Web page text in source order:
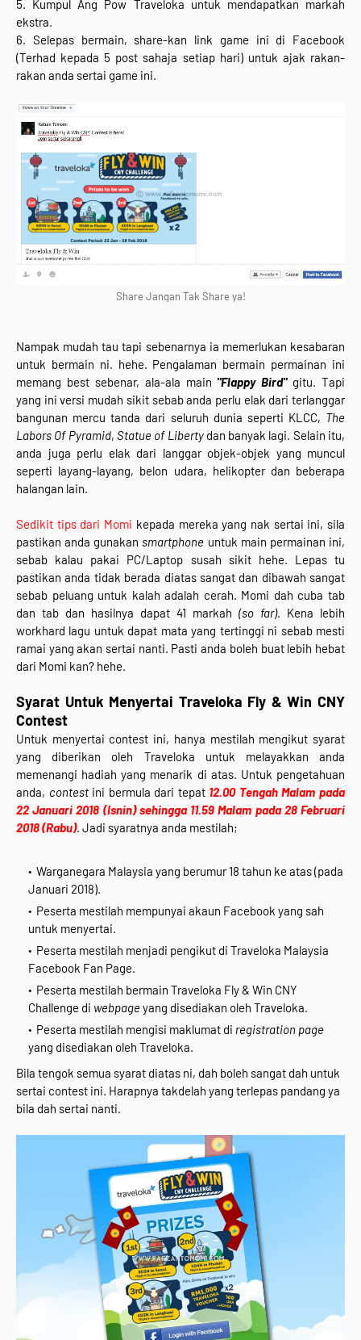
5. Kumpul Ang Pow Traveloka untuk mendapatkan markah
ekstra.
6. Selepas bermain, share-kan link game ini di Facebook
(Terhad kepada 5 post sahaja setiap hari) untuk ajak rakan-
rakan anda sertai game ini.
Share Jangan Tak Share ya!
Nampak mudah tau tapi sebenarnya ia memerlukan kesabaran
untuk bermain ni. hehe. Pengalaman bermain permainan ini
memang best sebenar, ala-ala main "Flappy Bird"gitu. Tapi
yang ini versi mudah sikit sebab anda perlu elak dari terlanggar
bangunan mercu tanda dari seluruh dunia seperti KLCC, The
Labors Of Pyramid, Statue of Libertydan banyak lagi. Selain itu,
anda juga perlu elak dari langgar objek-objek yang muncul
seperti layang-layang, belon udara, helikopter dan beberapa
halangan lain.
Sedikit tips dari Momi kepada mereka yang nak sertai ini, sila
pastikan anda gunakansmartphone untuk main permainan ini,
sebab kalau pakai PC/Laptop susah sikit hehe. Lepas tu
pastikan anda tidak berada diatas sangat dan dibawah sangat
sebab peluang untuk kalah adalah cerah. Momi dah cuba tab
dan tab dan hasilnya dapat 41 markah (so far). Kena lebih
workhard lagu untuk dapat mata yang tertinggi ni sebab mesti
ramai yang akan sertai nanti. Pasti anda boleh buat lebih hebat
dari Momi kan? hehe.
Syarat Untuk Menyertai Traveloka Fly & Win CNY
Contest
Untuk menyertai contest ini, hanya mestilah mengikut syarat
yang diberikan oleh Traveloka untuk melayakkan anda
memenangi hadiah yang menarik di atas. Untuk pengetahuan
anda, contest ini bermula dari tepat 12.00 Tengah Malam pada
22 Januari 2018 (Isnin) sehingga 11.59 Malam pada 28 Februari
2018 (Rabu). Jadi syaratnya anda mestilah;
Warganegara Malaysia yang berumur 18 tahun ke atas (pada
Januari 2018).
Peserta mestilah mempunyai akaun Facebook yang sah
untuk menyertai.
Peserta mestilah menjadi pengikut di Traveloka Malaysia
Facebook Fan Page.
Peserta mestilah bermain Traveloka Fly & Win CNY
Challenge di webpageyang disediakan oleh Traveloka.
Peserta mestilah mengisi maklumat di registration page
yang disediakan oleh Traveloka.
Bila tengok semua syarat diatas ni, dah boleh sangat dah untuk
sertai contest ini. Harapnya takdelah yang terlepas pandang ya
bila dah sertai nanti.